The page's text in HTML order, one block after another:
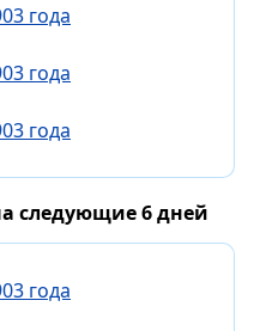
года
года
года
следующие 6 дней
года